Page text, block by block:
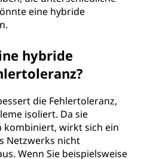
eine hybride
hybride
die Fehlertoleranz,
isoliert. Da sie
kombiniert, wirkt sich ein
Netzwerks nicht
Wenn Sie beispielsweise